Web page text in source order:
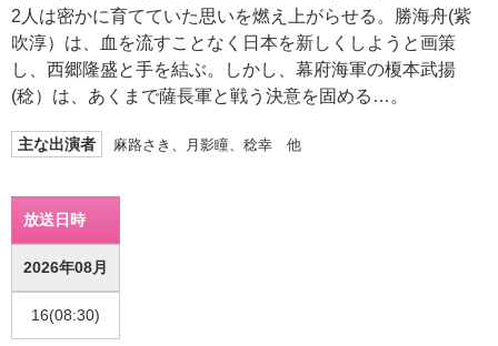
2人は密かに育てていた思いを燃え上がらせる。勝海舟(紫
吹淳）は、血を流すことなく日本を新しくしようと画策
し、西郷隆盛と手を結ぶ。しかし、幕府海軍の榎本武揚
(稔）は、あくまで薩長軍と戦う決意を固める…。
主な出演者 麻路さき、月影瞳、稔幸 他
放送日時
2026年08月
16(08:30)